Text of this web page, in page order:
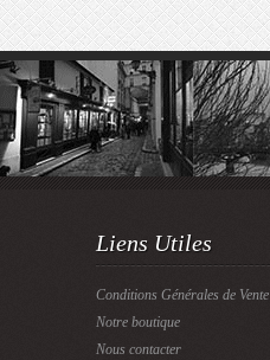
Liens Utiles
Conditions Générales de Vente
Notre boutique
Nous contacter